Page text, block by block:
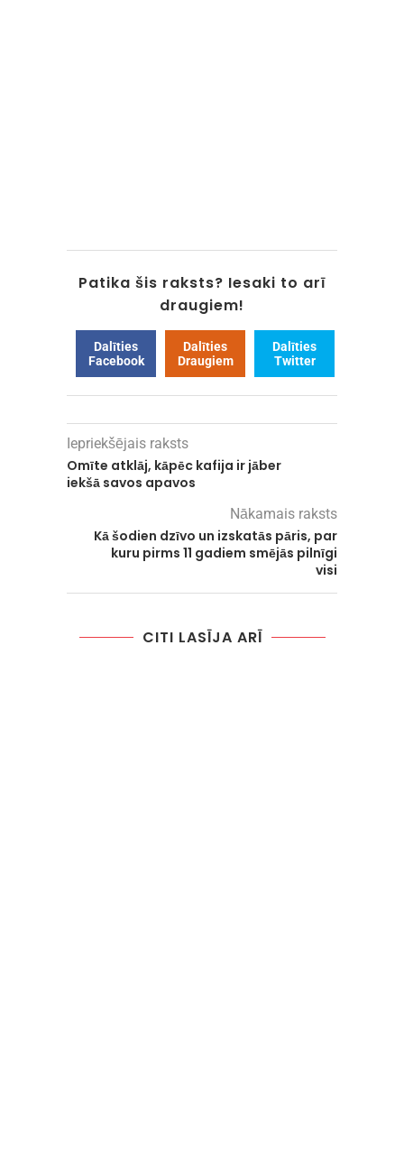
Patika šis raksts? Iesaki to arī
draugiem!
Dalīties
Facebook
Dalīties
Draugiem
Dalīties
Twitter
Iepriekšējais raksts
Omīte atklāj, kāpēc kafija ir jāber
iekšā savos apavos
Nākamais raksts
Kā šodien dzīvo un izskatās pāris, par
kuru pirms 11 gadiem smējās pilnīgi
visi
CITI LASĪJA ARĪ